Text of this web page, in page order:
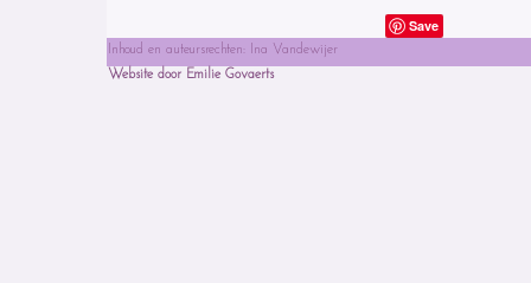
Save
Inhoud en auteursrechten: Ina Vandewijer
Website door Emilie Govaerts